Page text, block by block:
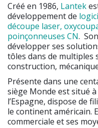
Créé en 1986, Lantek
développement de
découpe laser,
poinçonneuses CN.
développer ses
tôles dans de multiples
construction,
Présente dans une
siège Monde est situé
l’Espagne, dispose de
le continent américain.
commerciale et ses